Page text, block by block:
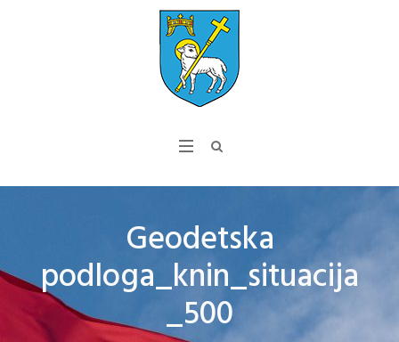
Geodetska
podloga_knin_situacija
_500